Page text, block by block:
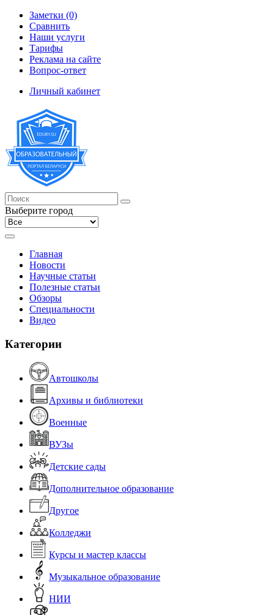
Заметки (0)
Сравнить
Наши услуги
Тарифы
Реклама на сайте
Вопрос-ответ
Личный кабинет
Выберите город
Главная
Новости
Научные статьи
Полезные статьи
Обзоры
Специальности
Видео
Категории
Автошколы
Архивы и библиотеки
Военные
ВУЗы
Детские сады
Дополнительное образование
Другое
Колледжи
Курсы и мастер классы
Музыкальное образование
НИИ